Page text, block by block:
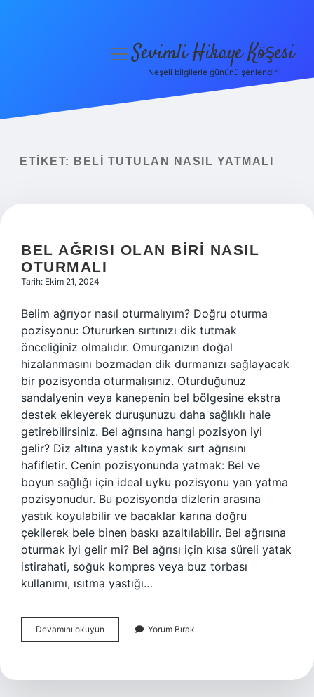
Yasal Uyarı
menüyüSevimli Hikaye Köşesi
Neşeli bilgilerle gününü şenlendir!
ETIKET: BELI TUTULAN NASIL YATMALI
BEL AĞRISI OLAN BIRI NASIL
OTURMALI
Tarih: Ekim 21, 2024
Belim ağrıyor nasıl oturmalıyım? Doğru oturma
pozisyonu: Otururken sırtınızı dik tutmak
önceliğiniz olmalıdır. Omurganızın doğal
hizalanmasını bozmadan dik durmanızı sağlayacak
bir pozisyonda oturmalısınız. Oturduğunuz
sandalyenin veya kanepenin bel bölgesine ekstra
destek ekleyerek duruşunuzu daha sağlıklı hale
getirebilirsiniz. Bel ağrısına hangi pozisyon iyi
gelir? Diz altına yastık koymak sırt ağrısını
hafifletir. Cenin pozisyonunda yatmak: Bel ve
boyun sağlığı için ideal uyku pozisyonu yan yatma
pozisyonudur. Bu pozisyonda dizlerin arasına
yastık koyulabilir ve bacaklar karına doğru
çekilerek bele binen baskı azaltılabilir. Bel ağrısına
oturmak iyi gelir mi? Bel ağrısı için kısa süreli yatak
istirahati, soğuk kompres veya buz torbası
kullanımı, ısıtma yastığı…
Devamını okuyun
Ağrısı
Nasıl
Yorum Bırak